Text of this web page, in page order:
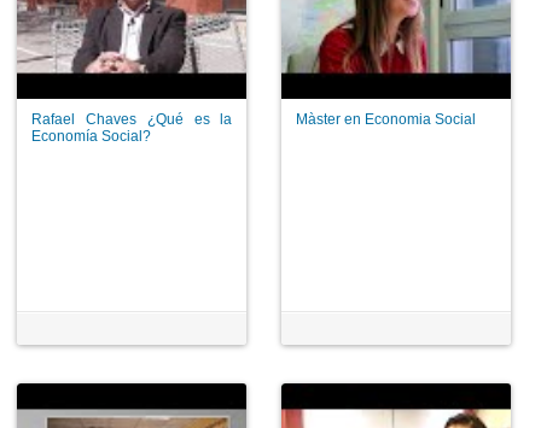
Rafael Chaves ¿Qué es la
Economía Social?
Màster en Economia Social